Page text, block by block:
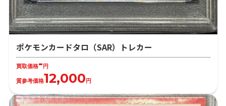
ポケモンカードタロ（SAR）トレカー
買取価格-円
質参考価格12,000円